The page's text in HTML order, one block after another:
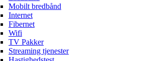
Mobilt bredbånd
Internet
Fibernet
Wifi
TV Pakker
Streaming tjenester